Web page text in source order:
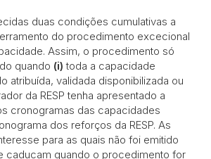
duas condições cumulativas a
do procedimento excecional
Assim, o procedimento só
quando (i) toda a capacidade
atribuída, validada disponibilizada ou
da RESP tenha apresentado a
cronogramas das capacidades
dos reforços da RESP. As
para as quais não foi emitido
caducam quando o procedimento for